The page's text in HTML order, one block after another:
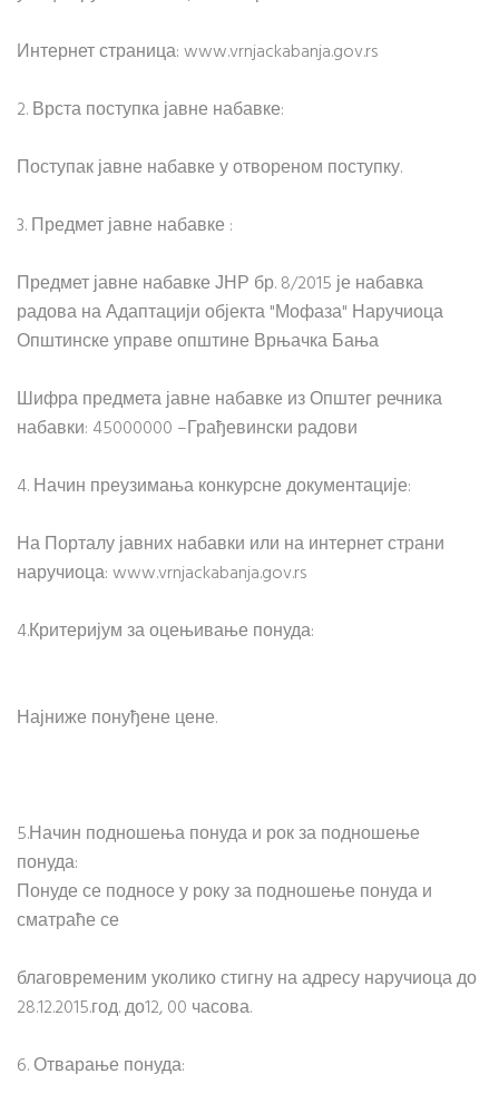
Интернет страница: www.vrnjackabanja.gov.rs
2. Врста поступка јавне набавке:
Поступак јавне набавке у отвореном поступку.
3. Предмет јавне набавке :
Предмет јавне набавке ЈНР бр. 8/2015 је набавка
радова на Адаптацији објекта "Мофаза" Наручиоца
Општинске управе општине Врњачка Бања
Шифра предмета јавне набавке из Општег речника
набавки: 45000000 –Грађевински радови
4. Начин преузимања конкурсне документације:
На Порталу јавних набавки или на интернет страни
наручиоца: www.vrnjackabanja.gov.rs
4.Критеријум за оцењивање понуда:
Најниже понуђене цене.
5.Начин подношења понуда и рок за подношење
понуда:
Понуде се подносе у року за подношење понуда и
сматраће се
благовременим уколико стигну на адресу наручиоца до
28.12.2015.год. до12, 00 часова.
6. Отварање понуда: